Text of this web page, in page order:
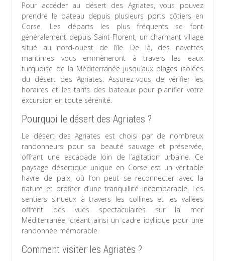
Pour accéder au désert des Agriates, vous pouvez
prendre le bateau depuis plusieurs ports côtiers en
Corse. Les départs les plus fréquents se font
généralement depuis Saint-Florent, un charmant village
situé au nord-ouest de l’île. De là, des navettes
maritimes vous emmèneront à travers les eaux
turquoise de la Méditerranée jusqu’aux plages isolées
du désert des Agriates. Assurez-vous de vérifier les
horaires et les tarifs des bateaux pour planifier votre
excursion en toute sérénité.
Pourquoi le désert des Agriates ?
Le désert des Agriates est choisi par de nombreux
randonneurs pour sa beauté sauvage et préservée,
offrant une escapade loin de l’agitation urbaine. Ce
paysage désertique unique en Corse est un véritable
havre de paix, où l’on peut se reconnecter avec la
nature et profiter d’une tranquillité incomparable. Les
sentiers sinueux à travers les collines et les vallées
offrent des vues spectaculaires sur la mer
Méditerranée, créant ainsi un cadre idyllique pour une
randonnée mémorable.
Comment visiter les Agriates ?